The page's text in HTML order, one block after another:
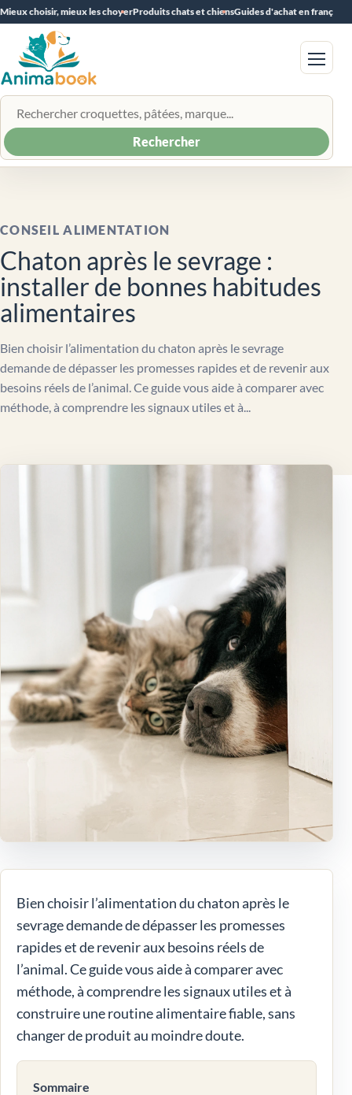
Mieux choisir, mieux les choyerProduits chats et chiensGuides d'achat en français
Rechercher un produit
Rechercher
Menu
CONSEIL ALIMENTATION
Chaton après le sevrage :
installer de bonnes habitudes
alimentaires
Bien choisir l’alimentation du chaton après le sevrage
demande de dépasser les promesses rapides et de revenir aux
besoins réels de l’animal. Ce guide vous aide à comparer avec
méthode, à comprendre les signaux utiles et à...
Bien choisir l’alimentation du chaton après le
sevrage demande de dépasser les promesses
rapides et de revenir aux besoins réels de
l’animal. Ce guide vous aide à comparer avec
méthode, à comprendre les signaux utiles et à
construire une routine alimentaire fiable, sans
changer de produit au moindre doute.
Sommaire